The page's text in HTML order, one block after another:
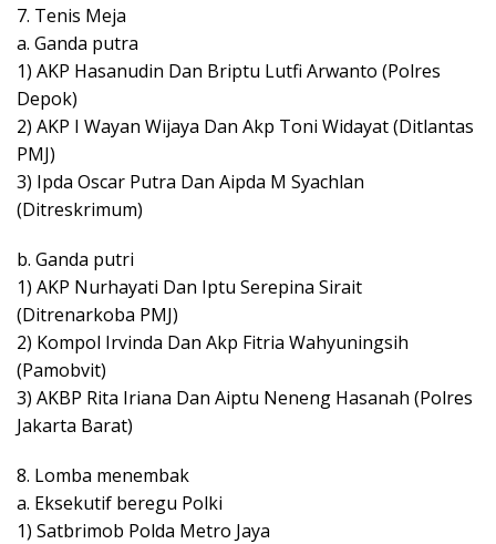
7. Tenis Meja
a. Ganda putra
1) AKP Hasanudin Dan Briptu Lutfi Arwanto (Polres
Depok)
2) AKP I Wayan Wijaya Dan Akp Toni Widayat (Ditlantas
PMJ)
3) Ipda Oscar Putra Dan Aipda M Syachlan
(Ditreskrimum)
b. Ganda putri
1) AKP Nurhayati Dan Iptu Serepina Sirait
(Ditrenarkoba PMJ)
2) Kompol Irvinda Dan Akp Fitria Wahyuningsih
(Pamobvit)
3) AKBP Rita Iriana Dan Aiptu Neneng Hasanah (Polres
Jakarta Barat)
8. Lomba menembak
a. Eksekutif beregu Polki
1) Satbrimob Polda Metro Jaya